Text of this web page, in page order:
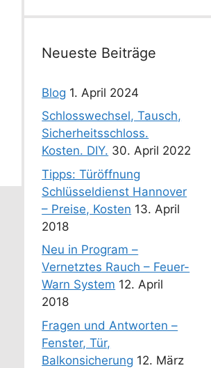
Neueste Beiträge
Blog 1. April 2024
Schlosswechsel, Tausch,
Sicherheitsschloss.
Kosten. DIY. 30. April 2022
Tipps: Türöffnung
Schlüsseldienst Hannover
– Preise, Kosten 13. April
2018
Neu in Program –
Vernetztes Rauch – Feuer-
Warn System 12. April
2018
Fragen und Antworten –
Fenster, Tür,
Balkonsicherung 12. März